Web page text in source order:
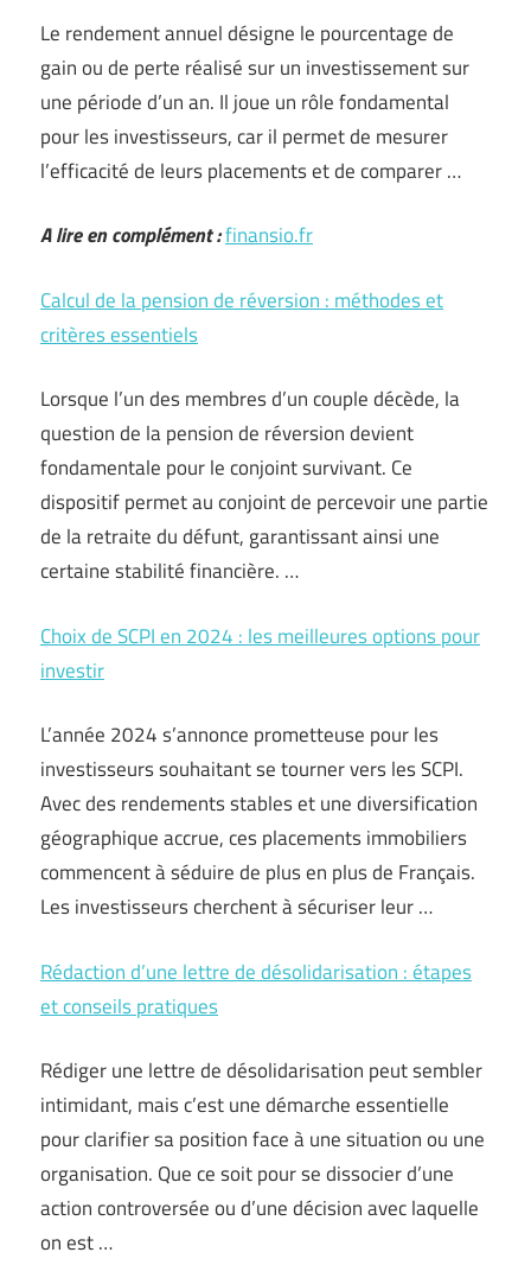
Le rendement annuel désigne le pourcentage de
gain ou de perte réalisé sur un investissement sur
une période d’un an. Il joue un rôle fondamental
pour les investisseurs, car il permet de mesurer
l’efficacité de leurs placements et de comparer …
A lire en complément :finansio.fr
Calcul de la pension de réversion : méthodes et
critères essentiels
Lorsque l’un des membres d’un couple décède, la
question de la pension de réversion devient
fondamentale pour le conjoint survivant. Ce
dispositif permet au conjoint de percevoir une partie
de la retraite du défunt, garantissant ainsi une
certaine stabilité financière. …
Choix de SCPI en 2024 : les meilleures options pour
investir
L’année 2024 s’annonce prometteuse pour les
investisseurs souhaitant se tourner vers les SCPI.
Avec des rendements stables et une diversification
géographique accrue, ces placements immobiliers
commencent à séduire de plus en plus de Français.
Les investisseurs cherchent à sécuriser leur …
Rédaction d’une lettre de désolidarisation : étapes
et conseils pratiques
Rédiger une lettre de désolidarisation peut sembler
intimidant, mais c’est une démarche essentielle
pour clarifier sa position face à une situation ou une
organisation. Que ce soit pour se dissocier d’une
action controversée ou d’une décision avec laquelle
on est …